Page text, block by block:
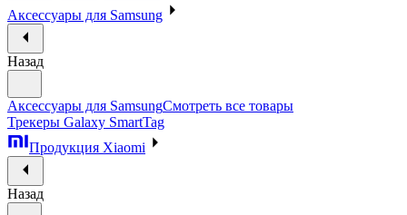
Аксессуары для Samsung
Назад
Аксессуары для SamsungСмотреть все товары
Трекеры Galaxy SmartTag
Продукция Xiaomi
Назад